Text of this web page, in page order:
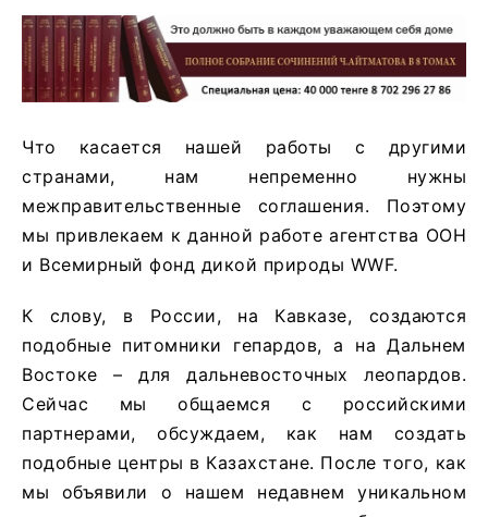
Что касается нашей работы с другими
странами, нам непременно нужны
межправительственные соглашения. Поэтому
мы привлекаем к данной работе агентства ООН
и Всемирный фонд дикой природы WWF.
К слову, в России, на Кавказе, создаются
подобные питомники гепардов, а на Дальнем
Востоке – для дальневосточных леопардов.
Сейчас мы общаемся с российскими
партнерами, обсуждаем, как нам создать
подобные центры в Казахстане. После того, как
мы объявили о нашем недавнем уникальном